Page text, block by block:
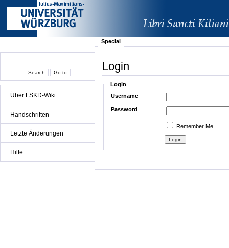
Über LSKD-Wiki
Handschriften
Letzte Änderungen
Hilfe
Special
Login
Login
Username
Password
Remember Me